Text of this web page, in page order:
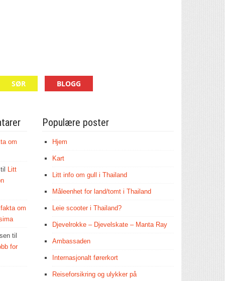
SØR BLOGG
om
Litt
om
til
for
Populære poster
Hjem
Kart
Litt info om gull i Thailand
Måleenhet for land/tomt i Thailand
Leie scooter i Thailand?
Djevelrokke – Djevelskate – Manta Ray
Ambassaden
Internasjonalt førerkort
Reiseforsikring og ulykker på